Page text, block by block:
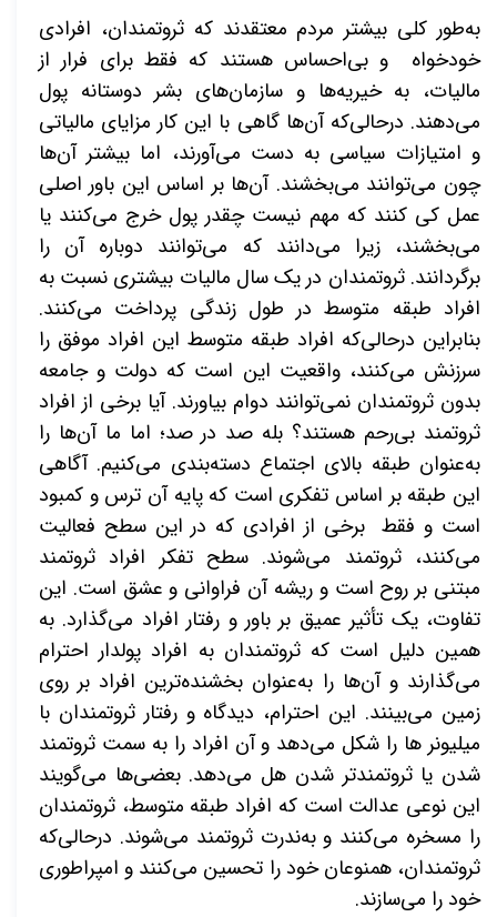
به‌طور کلی بیشتر مردم معتقدند که ثروتمندان، افرادی
خودخواه و بی‌احساس هستند که فقط برای فرار از
مالیات، به خیریه‌ها و سازمان‌های بشر دوستانه پول
می‌دهند. درحالی‌که آن‌ها گاهی با این کار مزایای مالیاتی
و امتیازات سیاسی به دست می‌آورند، اما بیشتر آن‌ها
چون می‌توانند می‌بخشند. آن‌ها بر اساس این باور اصلی
عمل کی کنند که مهم نیست چقدر پول خرج می‌کنند یا
می‌بخشند، زیرا می‌دانند که می‌توانند دوباره آن را
برگردانند. ثروتمندان در یک سال مالیات بیشتری نسبت به
افراد طبقه متوسط در طول زندگی پرداخت می‌کنند.
بنابراین درحالی‌که افراد طبقه متوسط این افراد موفق را
سرزنش می‌کنند، واقعیت این است که دولت و جامعه
بدون ثروتمندان نمی‌توانند دوام بیاورند. آیا برخی از افراد
ثروتمند بی‌رحم هستند؟ بله صد در صد؛ اما ما آن‌ها را
به‌عنوان طبقه بالای اجتماع دسته‌بندی می‌کنیم. آگاهی
این طبقه بر اساس تفکری است که پایه آن ترس و کمبود
است و فقط برخی از افرادی که در این سطح فعالیت
می‌کنند، ثروتمند می‌شوند. سطح تفکر افراد ثروتمند
مبتنی بر روح است و ریشه آن فراوانی و عشق است. این
تفاوت، یک تأثیر عمیق بر باور و رفتار افراد می‌گذارد. به
همین دلیل است که ثروتمندان به افراد پولدار احترام
می‌گذارند و آن‌ها را به‌عنوان بخشنده‌ترین افراد بر روی
زمین می‌بینند. این احترام، دیدگاه و رفتار ثروتمندان با
میلیونر ها را شکل می‌دهد و آن افراد را به سمت ثروتمند
شدن یا ثروتمندتر شدن هل می‌دهد. بعضی‌ها می‌گویند
این نوعی عدالت است که افراد طبقه متوسط، ثروتمندان
را مسخره می‌کنند و به‌ندرت ثروتمند می‌شوند. درحالی‌که
ثروتمندان، همنوعان خود را تحسین می‌کنند و امپراطوری
خود را می‌سازند.